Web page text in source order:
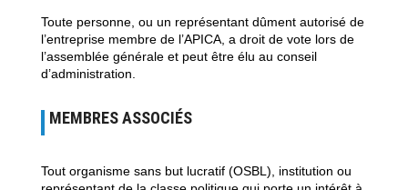
Toute personne, ou un représentant dûment autorisé de
l’entreprise membre de l’APICA, a droit de vote lors de
l’assemblée générale et peut être élu au conseil
d’administration.
MEMBRES ASSOCIÉS
Tout organisme sans but lucratif (OSBL), institution ou